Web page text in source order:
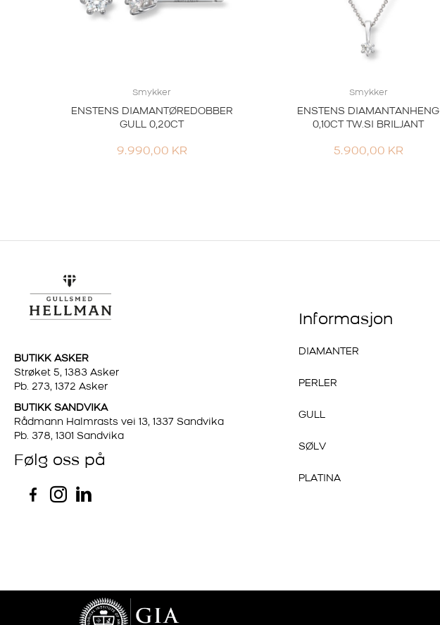
Smykker
ENSTENS DIAMANTØREDOBBER
GULL 0,20CT
9.990,00 KR
Smykker
ENSTENS DIAMANTANHENG
0,10CT TW.SI BRILJANT
5.900,00 KR
BUTIKK ASKER
Strøket 5, 1383 Asker
Pb. 273, 1372 Asker
BUTIKK SANDVIKA
Rådmann Halmrasts vei 13, 1337 Sandvika
Pb. 378, 1301 Sandvika
Følg oss på
Informasjon
DIAMANTER
PERLER
GULL
SØLV
PLATINA